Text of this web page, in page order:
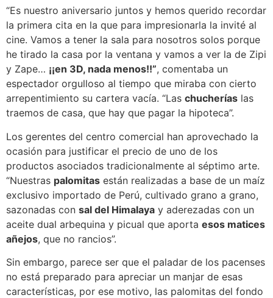
“Es nuestro aniversario juntos y hemos querido recordar
la primera cita en la que para impresionarla la invité al
cine. Vamos a tener la sala para nosotros solos porque
he tirado la casa por la ventana y vamos a ver la de Zipi
y Zape… ¡¡en 3D, nada menos!!”, comentaba un
espectador orgulloso al tiempo que miraba con cierto
arrepentimiento su cartera vacía. “Las chucherías las
traemos de casa, que hay que pagar la hipoteca”.
Los gerentes del centro comercial han aprovechado la
ocasión para justificar el precio de uno de los
productos asociados tradicionalmente al séptimo arte.
“Nuestras palomitas están realizadas a base de un maíz
exclusivo importado de Perú, cultivado grano a grano,
sazonadas con sal del Himalaya y aderezadas con un
aceite dual arbequina y picual que aporta esos matices
añejos, que no rancios”.
Sin embargo, parece ser que el paladar de los pacenses
no está preparado para apreciar un manjar de esas
características, por ese motivo, las palomitas del fondo